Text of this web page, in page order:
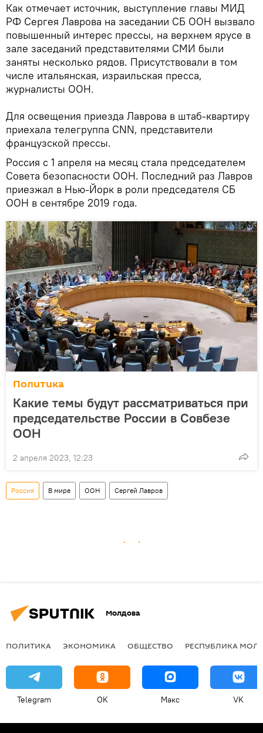
Как отмечает источник, выступление главы МИД
РФ Сергея Лаврова на заседании СБ ООН вызвало
повышенный интерес прессы, на верхнем ярусе в
зале заседаний представителями СМИ были
заняты несколько рядов. Присутствовали в том
числе итальянская, израильская пресса,
журналисты ООН.
Для освещения приезда Лаврова в штаб-квартиру
приехала телегруппа CNN, представители
французской прессы.
Россия с 1 апреля на месяц стала председателем
Совета безопасности ООН. Последний раз Лавров
приезжал в Нью-Йорк в роли председателя СБ
ООН в сентябре 2019 года.
Политика
Какие темы будут рассматриваться при
председательстве России в Совбезе
ООН
2 апреля 2023, 12:23
Россия В мире ООН Сергей Лавров
Молдова
ПОЛИТИКА ЭКОНОМИКА ОБЩЕСТВО РЕСПУБЛИКА
Telegram OK Макс VK